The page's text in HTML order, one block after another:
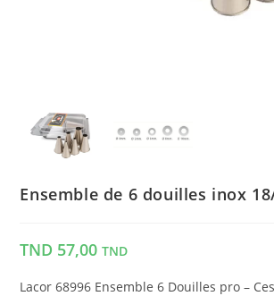
Ensemble de 6 douilles inox
TND 57,00 TND
Lacor 68996 Ensemble 6 Douilles pro –